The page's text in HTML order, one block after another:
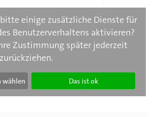
einige zusätzliche Dienste für
Benutzerverhaltens aktivieren?
Zustimmung später jederzeit
wählen Das ist ok